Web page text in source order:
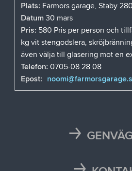
Plats: Farmors garage, Staby
Datum 30 mars
Pris: 580 Pris per person och
kg vit stengodslera,
även välja till glasering mot en
Telefon: 0705-08 28 08
Epost:
Läsårstider